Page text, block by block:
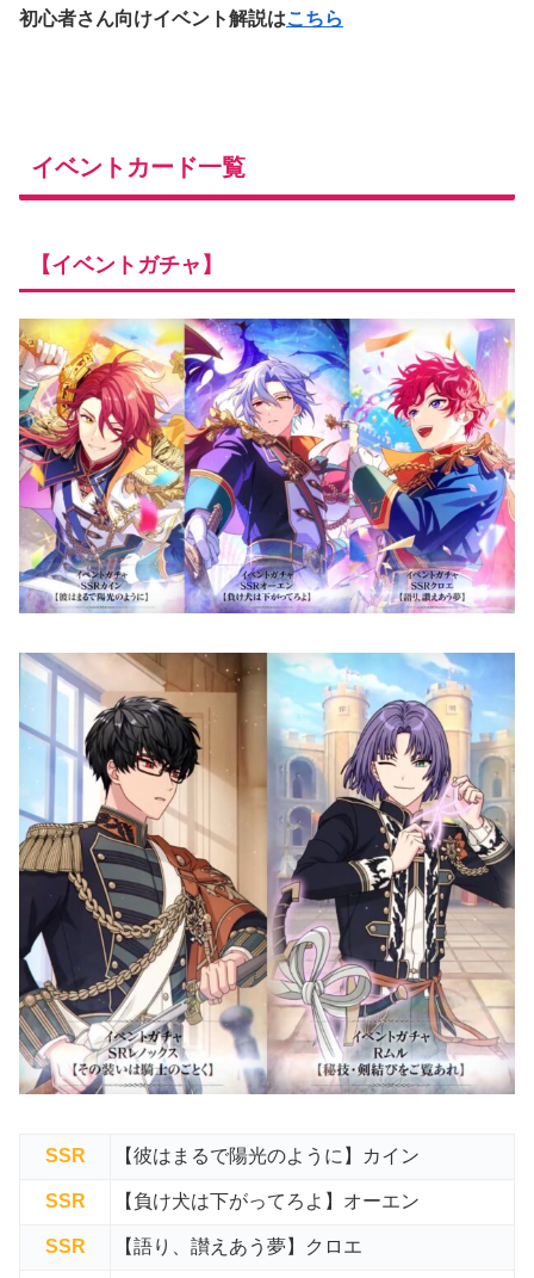
初心者さん向けイベント解説はこちら
イベントカード一覧
【イベントガチャ】
SSR 【彼はまるで陽光のように】カイン
SSR 【負け犬は下がってろよ】オーエン
SSR 【語り、讃えあう夢】クロエ